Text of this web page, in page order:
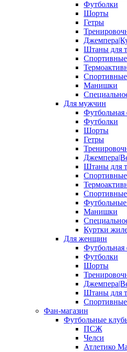
Футболки
Шорты
Гетры
Штаны для
Спортивные
Манишки
Для мужчин
Футбольная
Футболки
Шорты
Гетры
Штаны для
Спортивные
Манишки
Куртки
Для женщин
Футбольная
Футболки
Шорты
Штаны для
Спортивные
Фан-магазин
Футбольные
ПСЖ
Челси
Атлетико